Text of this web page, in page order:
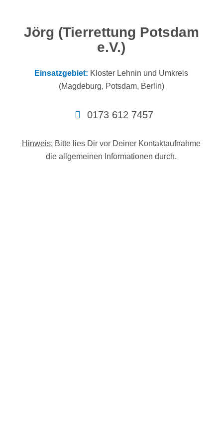
Jörg (Tierrettung Potsdam
e.V.)
Einsatzgebiet: Kloster Lehnin und Umkreis
(Magdeburg, Potsdam, Berlin)
0173 612 7457
Hinweis: Bitte lies Dir vor Deiner Kontaktaufnahme
die allgemeinen Informationen durch.